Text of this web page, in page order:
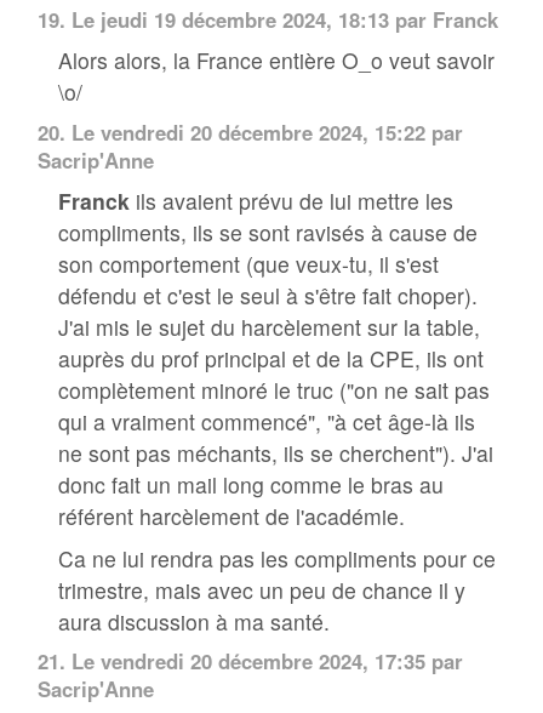
19. Le jeudi 19 décembre 2024, 18:13 par Franck
Alors alors, la France entière O_o veut savoir
\o/
20. Le vendredi 20 décembre 2024, 15:22 par
Sacrip'Anne
Franck ils avaient prévu de lui mettre les
compliments, ils se sont ravisés à cause de
son comportement (que veux-tu, il s'est
défendu et c'est le seul à s'être fait choper).
J'ai mis le sujet du harcèlement sur la table,
auprès du prof principal et de la CPE, ils ont
complètement minoré le truc ("on ne sait pas
qui a vraiment commencé", "à cet âge-là ils
ne sont pas méchants, ils se cherchent"). J'ai
donc fait un mail long comme le bras au
référent harcèlement de l'académie.
Ca ne lui rendra pas les compliments pour ce
trimestre, mais avec un peu de chance il y
aura discussion à ma santé.
21. Le vendredi 20 décembre 2024, 17:35 par
Sacrip'Anne